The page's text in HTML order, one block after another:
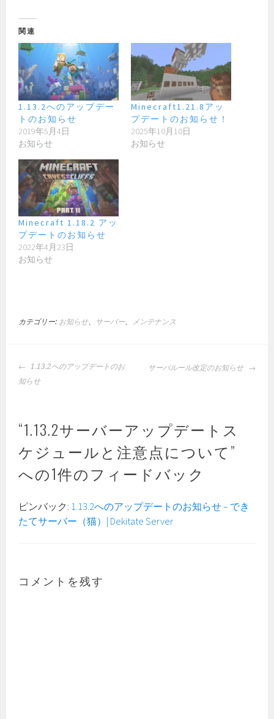
関連
1.13.2へのアップデー
トのお知らせ
2019年5月4日
お知らせ
Minecraft1.21.8アッ
プデートのお知らせ！
2025年10月10日
お知らせ
Minecraft 1.18.2 アッ
プデートのお知らせ
2022年4月23日
お知らせ
カテゴリー: お知らせ、 サーバー、 メンテナンス
投
稿
ゲ
ー
シ
ョ
ン
1.13.2へのアップデートのお
知らせ
サーバルール改定のお知らせ
“1.13.2サーバーアップデートス
ケジュールと注意点について”
への1件のフィードバック
ピンバック: 1.13.2へのアップデートのお知らせ – でき
たてサーバー（猫）| Dekitate Server
コメントを残す